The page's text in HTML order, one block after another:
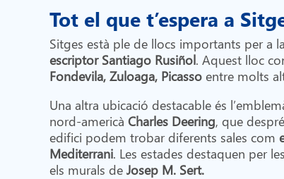
Tot el que t’espera a
Sitges està ple de llocs importants per a
escriptor Santiago Rusiñol. Aquest lloc
Fondevila, Zuloaga, Picassoentre molts
Una altra ubicació destacable és
nord-americà Charles Deering, que
edifici podem trobar diferents sales com
Mediterrani. Les estades destaquen per
els murals de Josep M. Sert.